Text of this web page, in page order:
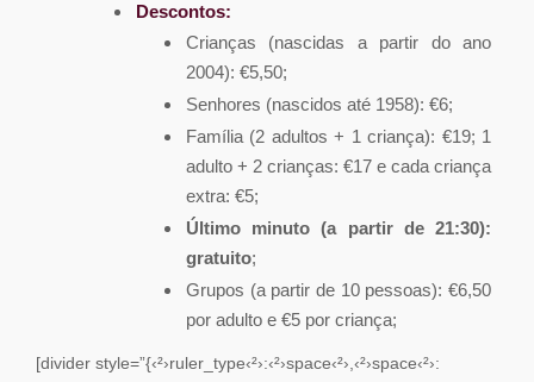
Descontos:
Crianças (nascidas a partir do ano
2004): €5,50;
Senhores (nascidos até 1958): €6;
Família (2 adultos + 1 criança): €19; 1
adulto + 2 crianças: €17 e cada criança
extra: €5;
Último minuto (a partir de 21:30):
gratuito;
Grupos (a partir de 10 pessoas): €6,50
por adulto e €5 por criança;
[divider style=”{‹²›ruler_type‹²›:‹²›space‹²›,‹²›space‹²›: